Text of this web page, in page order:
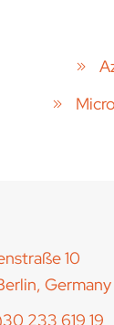
10
Germany
233 619 19